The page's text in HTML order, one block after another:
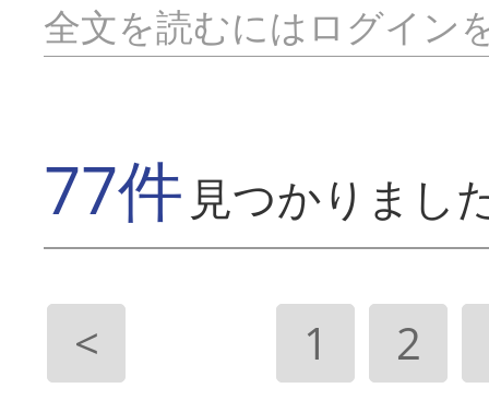
全文を読むにはログイン
77件 見つかりまし
< 1 2